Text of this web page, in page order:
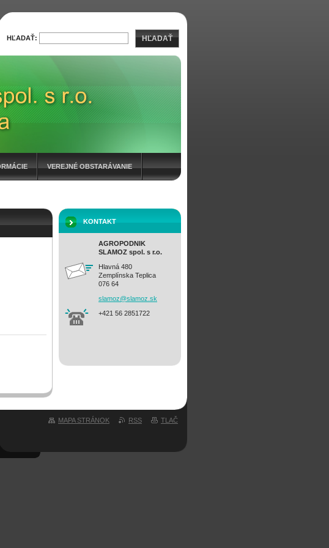
VEREJNÉ OBSTARÁVANIE
KONTAKT
AGROPODNIK
SLAMOZ spol. s r.o.
Hlavná 480
Zemplínska Teplica
076 64
slamoz@slamoz.sk
+421 56 2851722
HĽADAŤ: HĽADAŤ
MAPA STRÁNOK RSS TLAČ